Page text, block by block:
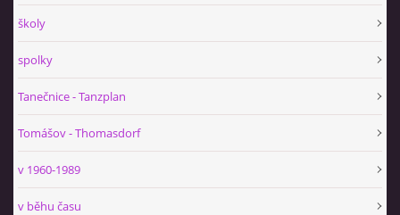
školy
spolky
Tanečnice - Tanzplan
Tomášov - Thomasdorf
v 1960-1989
v běhu času